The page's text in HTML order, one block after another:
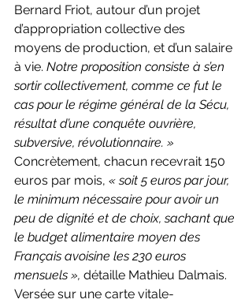
Bernard Friot, autour d’un projet
d’appropriation collective des
moyens de production, et d’un salaire
à vie. Notre proposition consiste à s’en
sortir collectivement, comme ce fut le
cas pour le régime général de la Sécu,
résultat d’une conquête ouvrière,
subversive, révolutionnaire. »
Concrètement, chacun recevrait 150
euros par mois, « soit 5 euros par jour,
le minimum nécessaire pour avoir un
peu de dignité et de choix, sachant que
le budget alimentaire moyen des
Français avoisine les 230 euros
mensuels », détaille Mathieu Dalmais.
Versée sur une carte vitale-